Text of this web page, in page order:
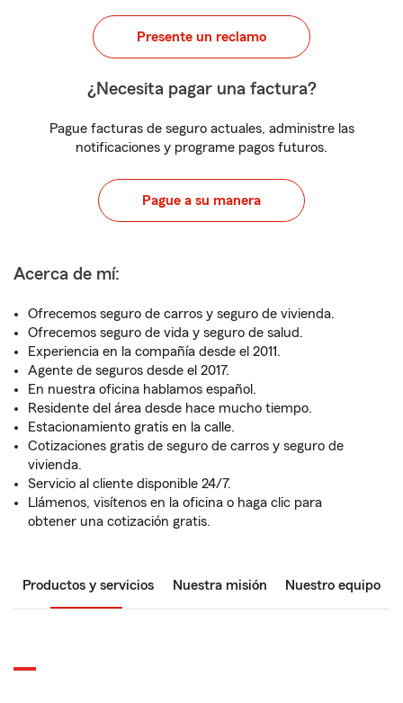
Presente un reclamo
¿Necesita pagar una factura?
Pague facturas de seguro actuales, administre las
notificaciones y programe pagos futuros.
Pague a su manera
Acerca de mí:
Ofrecemos seguro de carros y seguro de vivienda.
Ofrecemos seguro de vida y seguro de salud.
Experiencia en la compañía desde el 2011.
Agente de seguros desde el 2017.
En nuestra oficina hablamos español.
Residente del área desde hace mucho tiempo.
Estacionamiento gratis en la calle.
Cotizaciones gratis de seguro de carros y seguro de
vivienda.
Servicio al cliente disponible 24/7.
Llámenos, visítenos en la oficina o haga clic para
obtener una cotización gratis.
Productos y servicios Nuestra misión Nuestro equipo